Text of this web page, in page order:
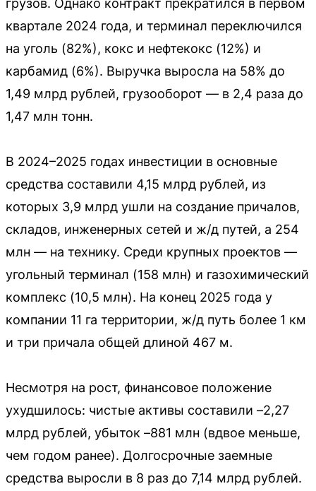
грузов. Однако контракт прекратился в первом
квартале 2024 года, и терминал переключился
на уголь (82%), кокс и нефтекокс (12%) и
карбамид (6%). Выручка выросла на 58% до
1,49 млрд рублей, грузооборот — в 2,4 раза до
1,47 млн тонн.
В 2024–2025 годах инвестиции в основные
средства составили 4,15 млрд рублей, из
которых 3,9 млрд ушли на создание причалов,
складов, инженерных сетей и ж/д путей, а 254
млн — на технику. Среди крупных проектов —
угольный терминал (158 млн) и газохимический
комплекс (10,5 млн). На конец 2025 года у
компании 11 га территории, ж/д путь более 1 км
и три причала общей длиной 467 м.
Несмотря на рост, финансовое положение
ухудшилось: чистые активы составили –2,27
млрд рублей, убыток –881 млн (вдвое меньше,
чем годом ранее). Долгосрочные заемные
средства выросли в 8 раз до 7,14 млрд рублей.